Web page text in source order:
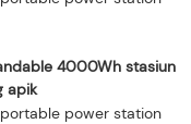
4000Wh stasiun
apik